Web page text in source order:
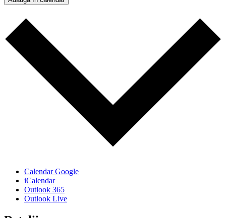
Calendar Google
iCalendar
Outlook 365
Outlook Live